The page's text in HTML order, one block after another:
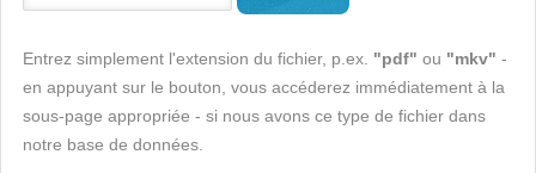
Entrez simplement l'extension du fichier, p.ex. "pdf" ou "mkv" -
en appuyant sur le bouton, vous accéderez immédiatement à la
sous-page appropriée - si nous avons ce type de fichier dans
notre base de données.